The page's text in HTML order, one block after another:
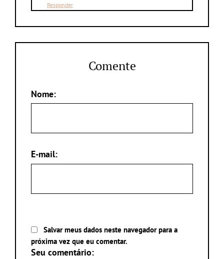
Responder
Comente
Nome:
E-mail:
Salvar meus dados neste navegador para a
próxima vez que eu comentar.
Seu comentário: